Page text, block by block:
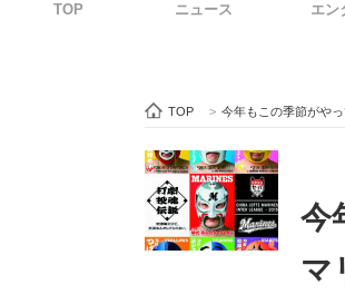
ビジネスと働き方のヒント
ITエンジニア向け専門サイ
TOP ニュース エン
TOP > 今年もこの季節がや
今
マ